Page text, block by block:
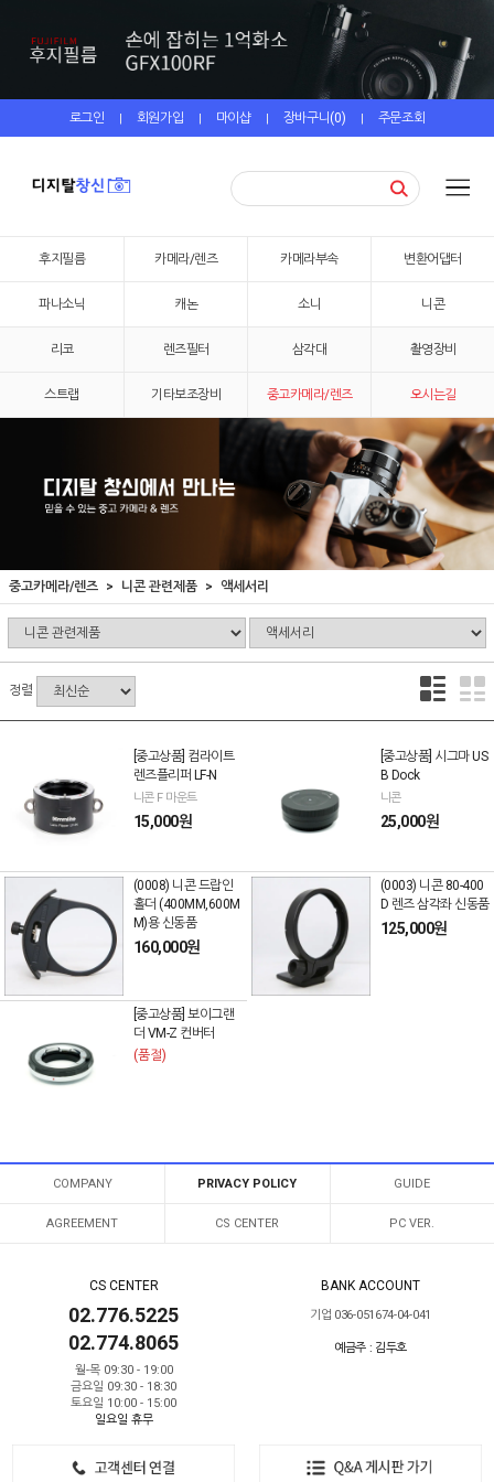
로그인 | 회원가입 | 마이샵 | 장바구니(0) | 주문조회
후지필름 카메라/렌즈 카메라부속 변환어댑터
파나소닉 캐논 소니 니콘
리코 렌즈필터 삼각대 촬영장비
스트랩 기타보조장비 중고카메라/렌즈 오시는길
중고카메라/렌즈 니콘 관련제품 액세서리
정렬
[중고상품] 컴라이트
렌즈플리퍼 LF-N
니콘 F 마운트
15,000원
[중고상품] 시그마 US
B Dock
니콘
25,000원
(0008) 니콘 드랍인
홀더 (400MM,600M
M)용 신동품
160,000원
(0003) 니콘 80-400
D 렌즈 삼각좌 신동품
125,000원
[중고상품] 보이그랜
더 VM-Z 컨버터
(품절)
COMPANY PRIVACY POLICY GUIDE
AGREEMENT CS CENTER PC VER.
CS CENTER
02.776.5225
02.774.8065
월-목 09:30 - 19:00
금요일 09:30 - 18:30
토요일 10:00 - 15:00
일요일 휴무
BANK ACCOUNT
기업 036-051674-04-041
예금주 : 김두호